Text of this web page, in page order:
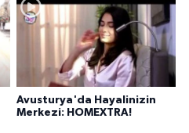
Avusturya'da Hayalinizin
Merkezi: HOMEXTRA!